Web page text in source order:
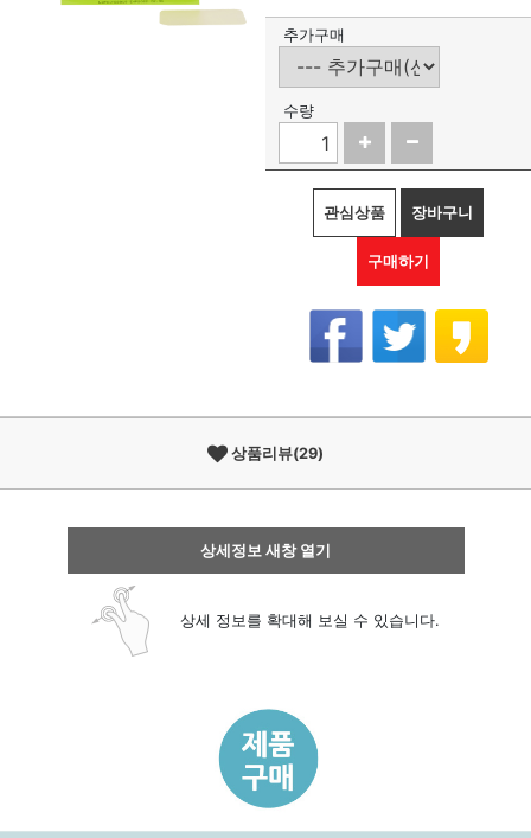
추가구매
수량
관심상품 장바구니
구매하기
상품리뷰(29)
상세정보 새창 열기
상세 정보를 확대해 보실 수 있습니다.